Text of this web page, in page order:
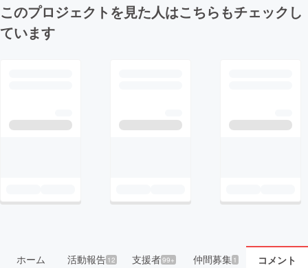
このプロジェクトを見た人はこちらもチェックし
ています
ホーム 活動報告12 支援者99+ 仲間募集 1 コメント